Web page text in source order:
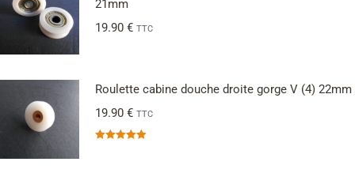
21mm
19.90 € TTC
Roulette cabine douche droite gorge V (4) 22mm
19.90 € TTC